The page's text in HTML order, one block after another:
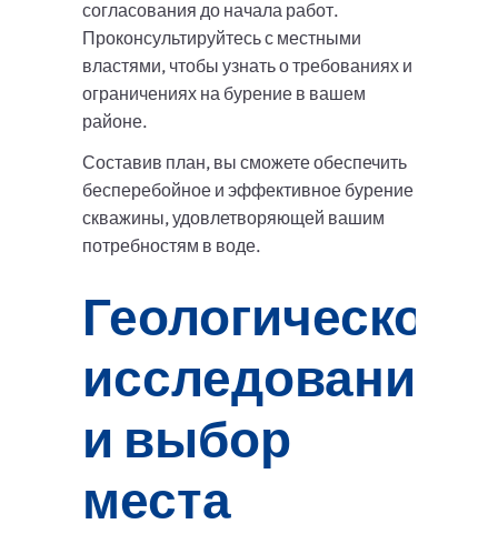
согласования до начала работ.
Проконсультируйтесь с местными
властями, чтобы узнать о требованиях и
ограничениях на бурение в вашем
районе.
Составив план, вы сможете обеспечить
бесперебойное и эффективное бурение
скважины, удовлетворяющей вашим
потребностям в воде.
Геологическое
исследование
и выбор
места